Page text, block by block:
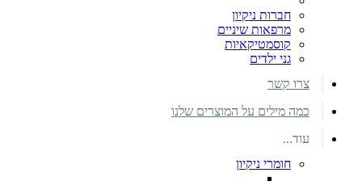
חברות ניקיון
מרפאות שיניים
קוסמטיקאיות
גני ילדים
צרו קשר
כמה מילים על המוצרים שלנו
עוד...
חומרי ניקיון